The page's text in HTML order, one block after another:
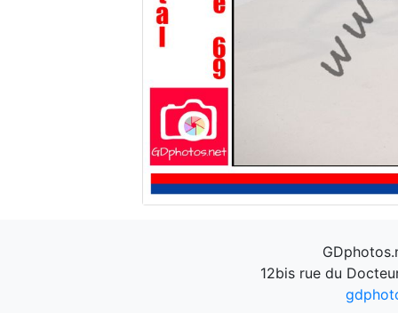
12bis rue du